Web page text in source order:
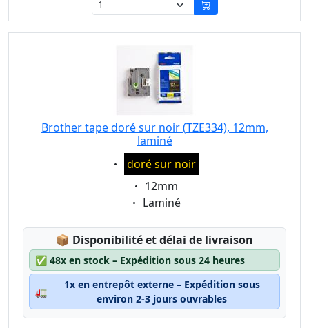
Brother tape doré sur noir (TZE334), 12mm,
laminé
Eigenschaft:
doré sur noir
Eigenschaft:
12mm
Eigenschaft:
Laminé
📦 Lagerstatus:
Disponibilité et délai de livraison
✅ 48x en stock – Expédition sous 24 heures
🚛
1x en entrepôt externe – Expédition sous
environ 2-3 jours ouvrables